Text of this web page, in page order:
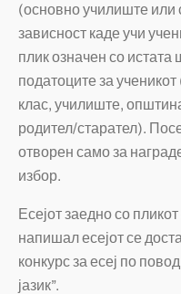
(основно училиште или
зависност каде учи
плик означен со
податоците за
клас, училиште,
родител/старател).
отворен само за
избор.
Есејот заедно со
напишал есејот се
конкурс за есеј по
јазик”.